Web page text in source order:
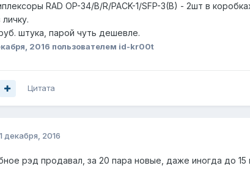
RAD OP-34/B/R/PACK-1/SFP-3(B) - 2шт в
штука, парой чуть дешевле.
2016 пользователем id-kr00t
Цитата
декабря, 2016
рэд продавал, за 20 пара новые, даже иногда до 15